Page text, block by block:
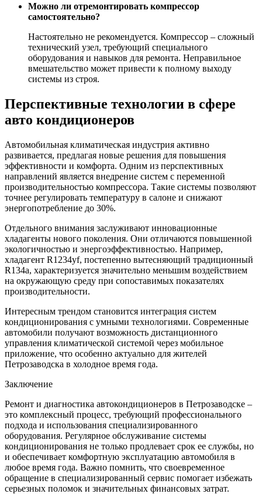
Можно ли отремонтировать компрессор
самостоятельно?
Настоятельно не рекомендуется. Компрессор – сложный
технический узел, требующий специального
оборудования и навыков для ремонта. Неправильное
вмешательство может привести к полному выходу
системы из строя.
Перспективные технологии в сфере
авто кондиционеров
Автомобильная климатическая индустрия активно
развивается, предлагая новые решения для повышения
эффективности и комфорта. Одним из перспективных
направлений является внедрение систем с переменной
производительностью компрессора. Такие системы позволяют
точнее регулировать температуру в салоне и снижают
энергопотребление до 30%.
Отдельного внимания заслуживают инновационные
хладагенты нового поколения. Они отличаются повышенной
экологичностью и энергоэффективностью. Например,
хладагент R1234yf, постепенно вытесняющий традиционный
R134a, характеризуется значительно меньшим воздействием
на окружающую среду при сопоставимых показателях
производительности.
Интересным трендом становится интеграция систем
кондиционирования с умными технологиями. Современные
автомобили получают возможность дистанционного
управления климатической системой через мобильное
приложение, что особенно актуально для жителей
Петрозаводска в холодное время года.
Заключение
Ремонт и диагностика автокондиционеров в Петрозаводске –
это комплексный процесс, требующий профессионального
подхода и использования специализированного
оборудования. Регулярное обслуживание системы
кондиционирования не только продлевает срок ее службы, но
и обеспечивает комфортную эксплуатацию автомобиля в
любое время года. Важно помнить, что своевременное
обращение в специализированный сервис помогает избежать
серьезных поломок и значительных финансовых затрат.